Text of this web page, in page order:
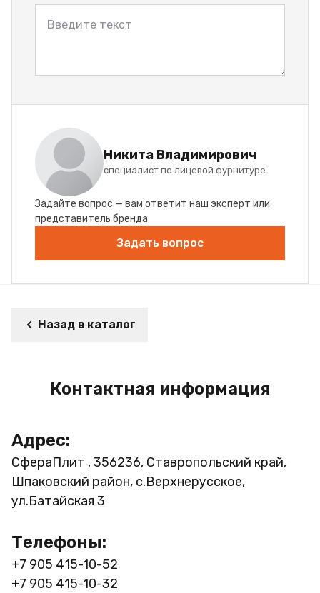
Никита Владимирович
специалист по лицевой фурнитуре
Задайте вопрос — вам ответит наш эксперт или
представитель бренда
Задать вопрос
Назад в каталог
Контактная информация
Адрес:
СфераПлит , 356236, Ставропольский край,
Шпаковский район, с.Верхнерусское,
ул.Батайская 3
Телефоны:
+7 905 415-10-52
+7 905 415-10-32